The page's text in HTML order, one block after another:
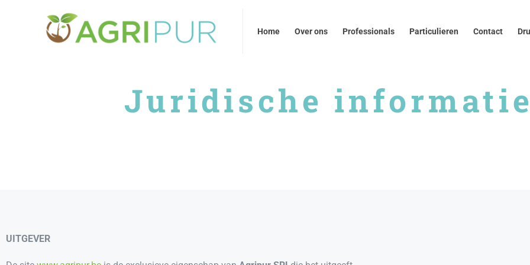
Home Over ons Professionals Particulieren Contact
Juridische informatie
UITGEVER